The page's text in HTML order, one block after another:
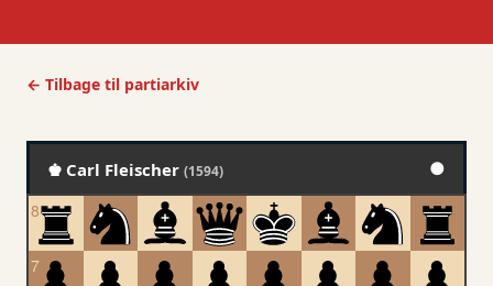
← Tilbage til partiarkiv
♚ Carl Fleischer (1594) ●